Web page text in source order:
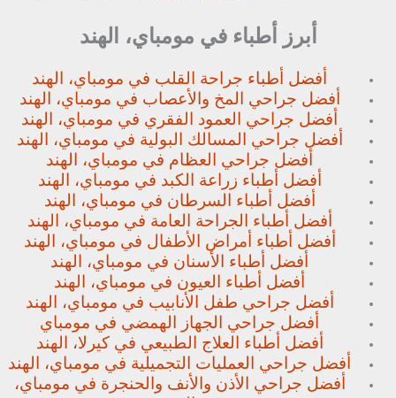
أبرز أطباء في مومباي، الهند
أفضل أطباء جراحة القلب في مومباي، الهند
أفضل جراحي المخ والأعصاب في مومباي، الهند
أفضل جراحي العمود الفقري في مومباي، الهند
أفضل جراحي المسالك البولية في مومباي، الهند
أفضل جراحي العظام في مومباي، الهند
أفضل أطباء زراعة الكبد في مومباي، الهند
أفضل أطباء السرطان في مومباي، الهند
أفضل أطباء الجراحة العامة في مومباي، الهند
أفضل أطباء أمراض الأطفال في مومباي، الهند
أفضل أطباء الأسنان في مومباي، الهند
أفضل أطباء العيون في مومباي، الهند
أفضل جراحي طفل الأنابيب في مومباي، الهند
أفضل جراحي الجهاز الهمضي في مومباي
أفضل أطباء العلاج الطبيعي في كيرلا، الهند
أفضل جراحي العمليات التجميلية في مومباي، الهند
أفضل جراحي الأذن والأنف والحنجرة في مومباي،